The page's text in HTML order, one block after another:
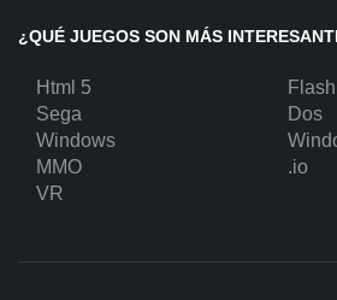
¿QUÉ JUEGOS SON MÁS
Html 5
Flash
Sega
Dos
Windows
MMO
.io
VR